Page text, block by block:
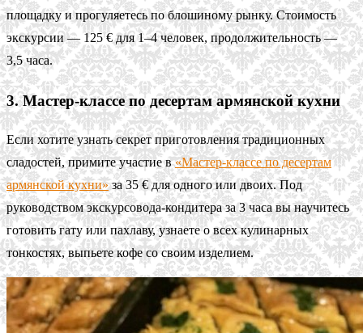
площадку и прогуляетесь по блошиному рынку. Стоимость
экскурсии — 125 € для 1–4 человек, продолжительность —
3,5 часа.
3. Мастер-классе по десертам армянской кухни
Если хотите узнать секрет приготовления традиционных
сладостей, примите участие в«Мастер-классе по десертам
армянской кухни»за 35 € для одного или двоих. Под
руководством экскурсовода-кондитера за 3 часа вы научитесь
готовить гату или пахлаву, узнаете о всех кулинарных
тонкостях, выпьете кофе со своим изделием.